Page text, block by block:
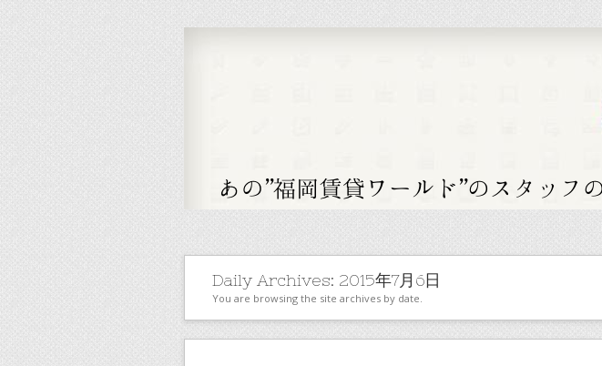
Daily Archives: 2015年7月6日
You are browsing the site archives by date.